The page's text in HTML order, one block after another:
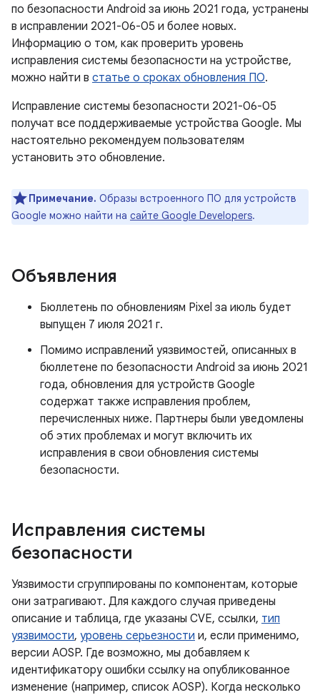
по безопасности Android за июнь 2021 года, устранены
в исправлении 2021-06-05 и более новых.
Информацию о том, как проверить уровень
исправления системы безопасности на устройстве,
можно найти в статье о сроках обновления ПО.
Исправление системы безопасности 2021-06-05
получат все поддерживаемые устройства Google. Мы
настоятельно рекомендуем пользователям
установить это обновление.
Примечание. Образы встроенного ПО для устройств
Google можно найти на сайте Google Developers.
Объявления
Бюллетень по обновлениям Pixel за июль будет
выпущен 7 июля 2021 г.
Помимо исправлений уязвимостей, описанных в
бюллетене по безопасности Android за июнь 2021
года, обновления для устройств Google
содержат также исправления проблем,
перечисленных ниже. Партнеры были уведомлены
об этих проблемах и могут включить их
исправления в свои обновления системы
безопасности.
Исправления системы
безопасности
Уязвимости сгруппированы по компонентам, которые
они затрагивают. Для каждого случая приведены
описание и таблица, где указаны CVE, ссылки, тип
уязвимости, уровень серьезности и, если применимо,
версии AOSP. Где возможно, мы добавляем к
идентификатору ошибки ссылку на опубликованное
изменение (например, список AOSP). Когда несколько